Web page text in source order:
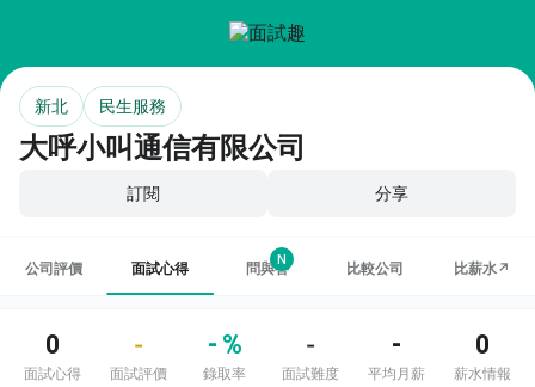
大呼小叫通信有限公司
新北 民生服務
訂閱 分享
公司評價 面試心得 問與答
N
比較公司 比薪水↗
0
面試心得
-
面試評價
- %
錄取率
-
面試難度
-
平均月薪
0
薪水情報